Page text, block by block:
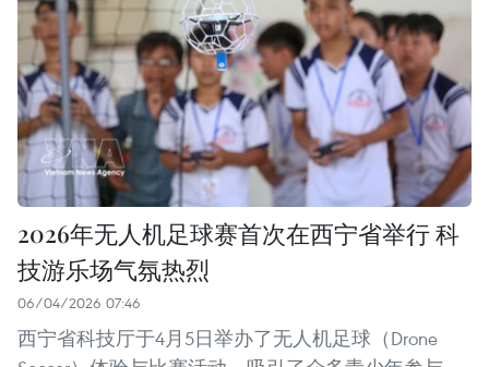
2026年无人机足球赛首次在西宁省举行 科
技游乐场气氛热烈
06/04/2026 07:46
西宁省科技厅于4月5日举办了无人机足球（Drone